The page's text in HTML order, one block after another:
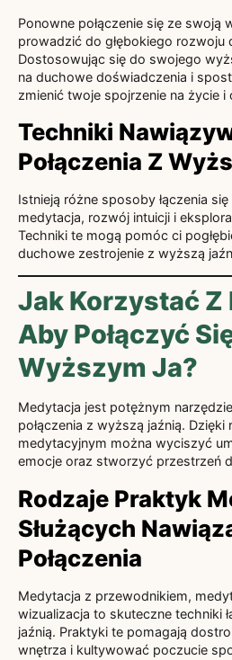
Ponowne połączenie się ze swoją
prowadzić do głębokiego rozwoju
Dostosowując się do swojego
na duchowe doświadczenia i
zmienić twoje spojrzenie na życie i
Techniki
Połączenia Z
Istnieją różne sposoby łączenia
medytacja, rozwój intuicji i
Techniki te mogą pomóc ci
duchowe zestrojenie z wyższą
Jak Korzystać Z
Aby Połączyć
Wyższym Ja?
Medytacja jest potężnym
połączenia z wyższą jaźnią.
medytacyjnym można wyciszyć
emocje oraz stworzyć przestrzeń
Rodzaje Praktyk
Służących
Połączenia
Medytacja z przewodnikiem,
wizualizacja to skuteczne techniki
jaźnią. Praktyki te pomagają
wnętrza i kultywować poczucie